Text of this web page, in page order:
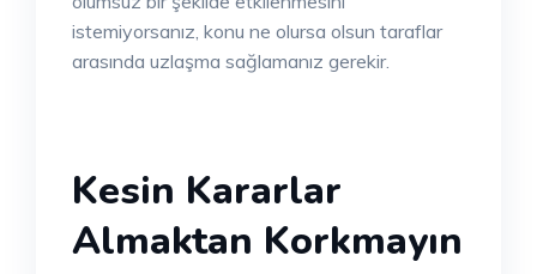
istemiyorsanız, konu ne olursa olsun taraflar
arasında uzlaşma sağlamanız gerekir.
Kesin Kararlar
Almaktan Korkmayın